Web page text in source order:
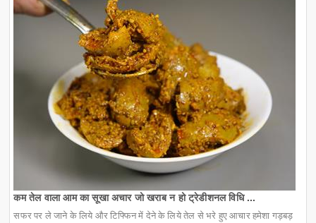
कम तेल वाला आम का सूखा अचार जो खराब न हो ट्रेडीशनल विधि ...
सफर पर ले जाने के लिये और टिफ्फिन में देने के लिये तेल से भरे हुए आचार हमेशा गड़बड़